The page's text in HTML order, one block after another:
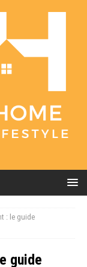
: le guide
guide